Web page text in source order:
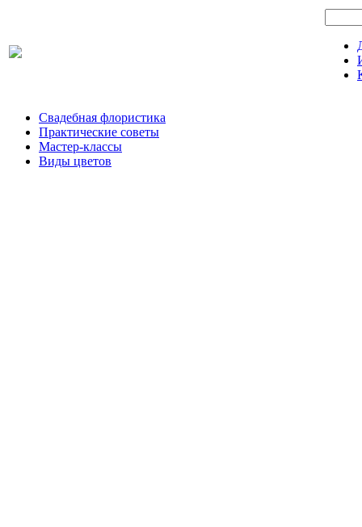
Свадебная флористика
Практические советы
Мастер-классы
Виды цветов